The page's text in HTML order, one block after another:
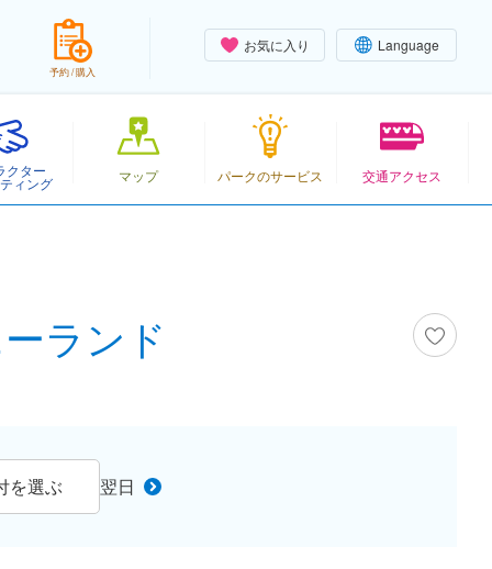
お気に入り Language
予約 / 購入
クター
ィング マップ パークのサービス 交通アクセス
ランド
を選ぶ 翌日